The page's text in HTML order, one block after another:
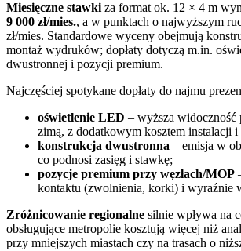
Miesięczne stawki za format ok. 12 × 4 m
9 000 zł/mies., a w punktach o najwyższym
zł/mies. Standardowe wyceny obejmują
montaż wydruków; dopłaty dotyczą m.in.
dwustronnej i pozycji premium.
Najczęściej spotykane dopłaty do najmu
oświetlenie LED – wyższa widoczność
zimą, z dodatkowym kosztem instalacji i
konstrukcja dwustronna – emisja w
co podnosi zasięg i stawkę;
pozycje premium przy węzłach/MOP
kontaktu (zwolnienia, korki) i wyraźnie
Zróżnicowanie regionalne silnie wpływa na
obsługujące metropolie kosztują więcej niż
przy mniejszych miastach czy na trasach o